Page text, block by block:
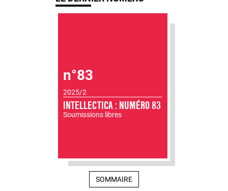
n°83
2025/2
INTELLECTICA : NUMÉRO 83
Soumissions libres
SOMMAIRE